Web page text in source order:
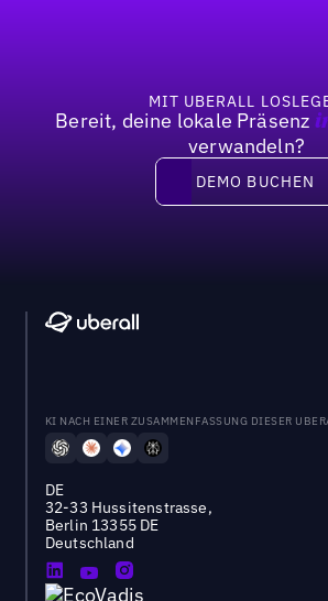
MIT UBERALL
Bereit, deine lokale Präsenz
verwandeln?
DEMO BUCHEN
DEMO BUCHEN
KI NACH EINER ZUSAMMENFASSUNG DIESER
DE
32-33 Hussitenstrasse,
Berlin 13355 DE
Deutschland